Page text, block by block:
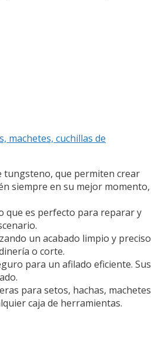
machetes, cuchillas de
tungsteno, que permiten crear
siempre en su mejor momento,
que es perfecto para reparar y
un acabado limpio y preciso
o corte.
para un afilado eficiente. Sus
para setos, hachas, machetes
caja de herramientas.